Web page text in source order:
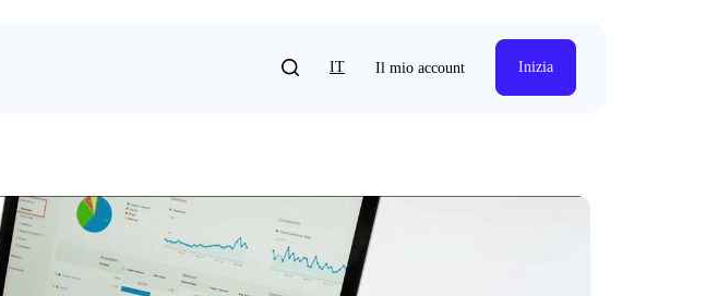
IT Il mio account Inizia